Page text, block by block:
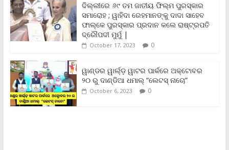
d
l
y
ଦିଲ୍ଲୀରେ ୬୯ ତମ ଜାତୀୟ ଫିଲ୍ମ ପୁରସ୍କାର
ସମାରୋହ ; ୱାହିଦା ରେହମାନଙ୍କୁ ଦାଦା ସାହେବ
ଫାଲ୍‌କେ ପୁରସ୍କାର ପ୍ରଦାନ କଲେ ରାଷ୍ଟ୍ରପତି
ଦ୍ରୌପଦୀ ମୁର୍ମୁ |
October 17, 2023 0
ୱାଣ୍ଡର ୱାର୍ଲ୍‌ଡ଼ ୱାଟର ପାର୍କରେ ଅକ୍ଟୋବର
୨୦ ରୁ ଦାଣ୍ଡିଆ ଧମାଲ୍ “ଲେଟସ୍ ନାଚୋ”
October 6, 2023 0